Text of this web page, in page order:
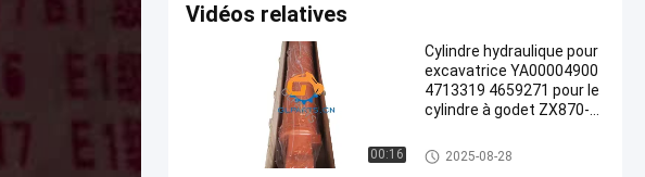
Vidéos relatives
00:16
Cylindre hydraulique pour
excavatrice YA00004900
4713319 4659271 pour le
cylindre à godet ZX870-5
Cylindre de seau
2025-08-28